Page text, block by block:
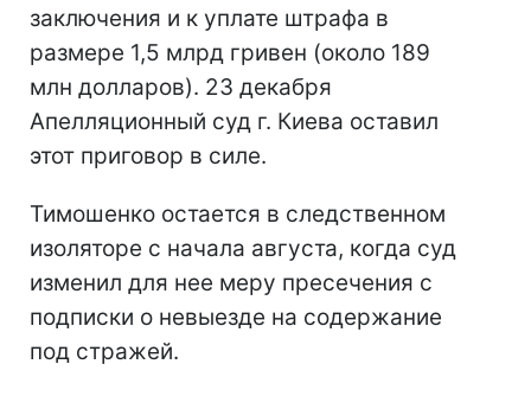
заключения и к уплате штрафа в
размере 1,5 млрд гривен (около 189
млн долларов). 23 декабря
Апелляционный суд г. Киева оставил
этот приговор в силе.
Тимошенко остается в следственном
изоляторе с начала августа, когда суд
изменил для нее меру пресечения с
подписки о невыезде на содержание
под стражей.